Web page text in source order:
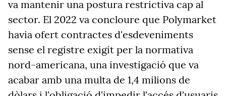
va mantenir una postura restrictiva cap al
sector. El 2022 va concloure que Polymarket
havia ofert contractes d'esdeveniments
sense el registre exigit per la normativa
nord-americana, una investigació que va
acabar amb una multa de 1,4 milions de